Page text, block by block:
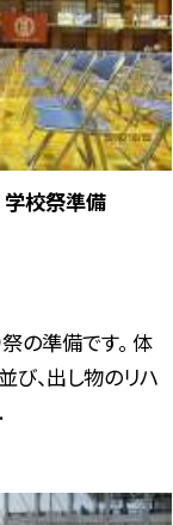
校祭準備
の準備です。 体
、出し物のリハ